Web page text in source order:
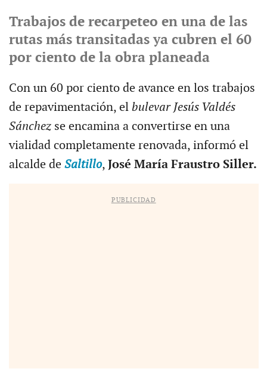
Trabajos de recarpeteo en una de las
rutas más transitadas ya cubren el 60
por ciento de la obra planeada
Con un 60 por ciento de avance en los trabajos
de repavimentación, el bulevar Jesús Valdés
Sánchezse encamina a convertirse en una
vialidad completamente renovada, informó el
alcalde de Saltillo, José María Fraustro Siller.
PUBLICIDAD